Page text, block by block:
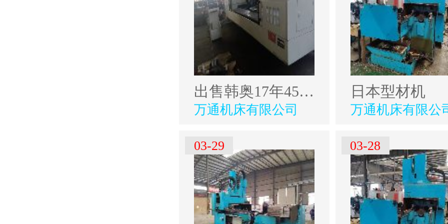
出售韩奥17年4500型材加工中心
万通机床有限公司
日本型材机
万通机床有限公
03-29 03-28